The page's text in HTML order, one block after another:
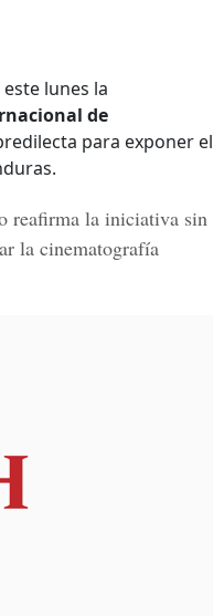
lunes la
de
para exponer el
reafirma la iniciativa sin
la cinematografía